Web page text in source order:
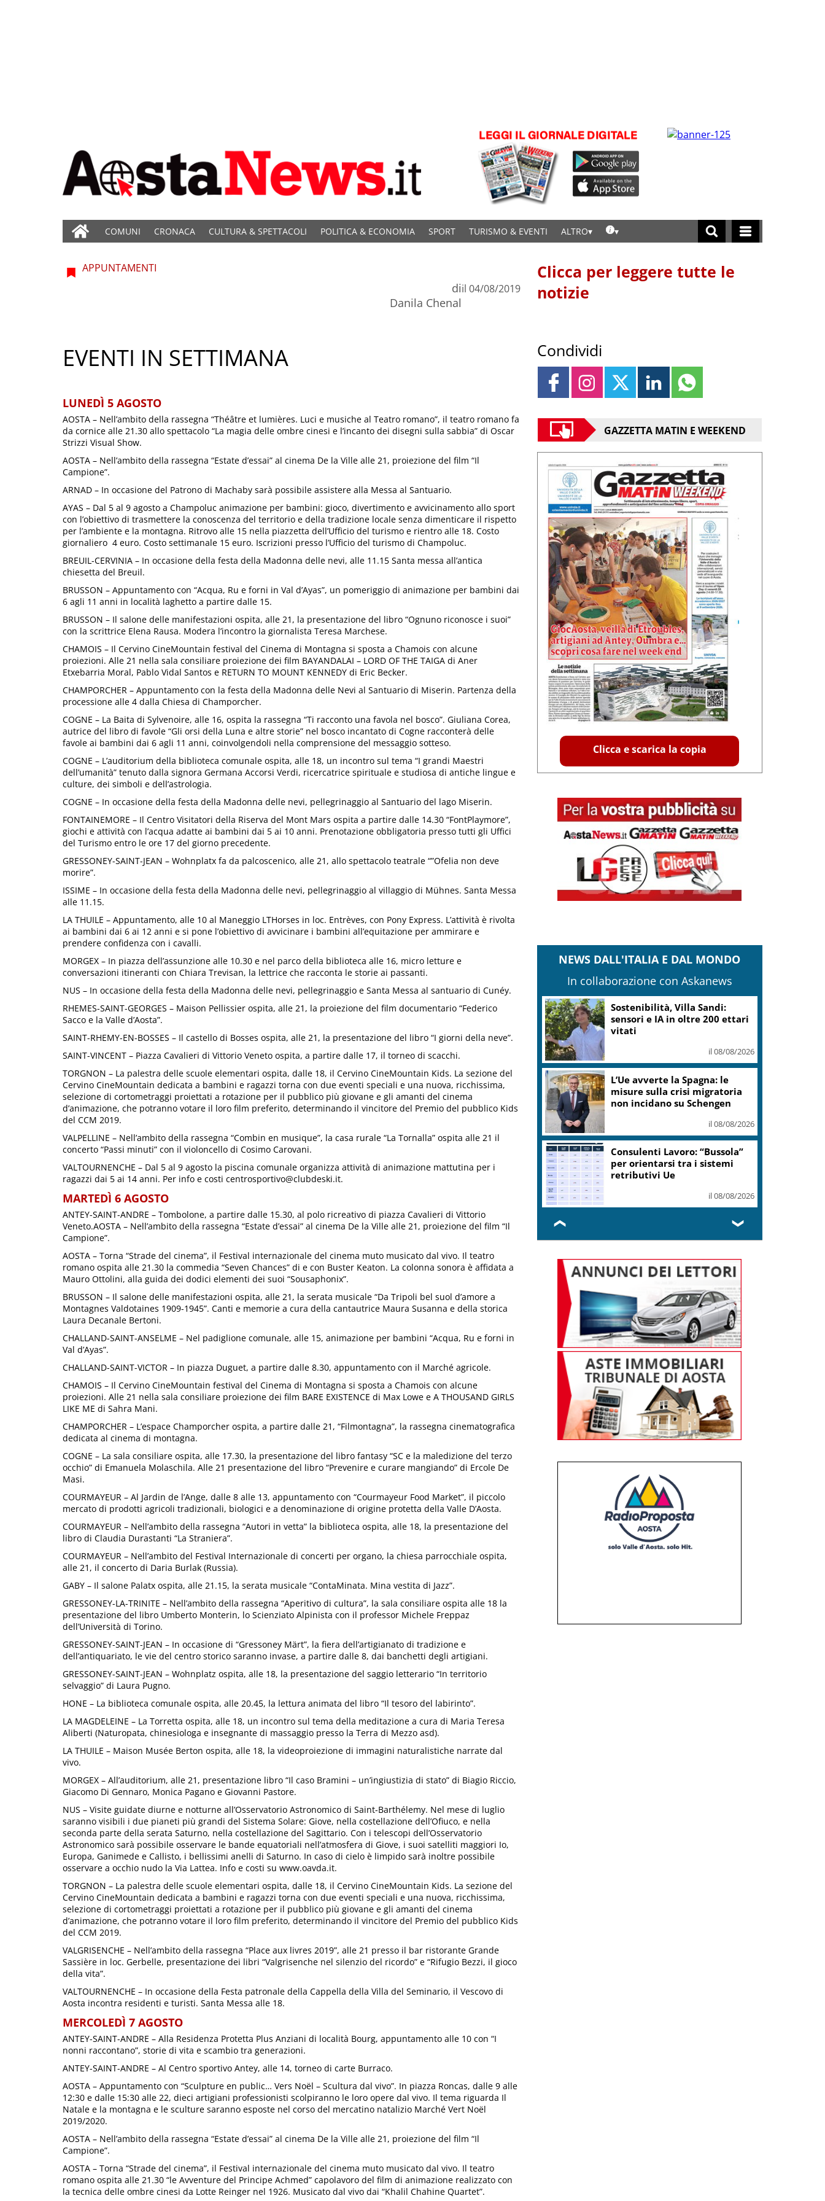
COMUNI CRONACA CULTURA & SPETTACOLI POLITICA & ECONOMIA SPORT TURISMO & EVENTI ALTRO
APPUNTAMENTI
di
Danila Chenal
il 04/08/2019
EVENTI IN SETTIMANA
LUNEDÌ 5 AGOSTO
AOSTA – Nell’ambito della rassegna “Théâtre et lumières. Luci e musiche al Teatro romano”, il teatro romano fa
da cornice alle 21.30 allo spettacolo “La magia delle ombre cinesi e l’incanto dei disegni sulla sabbia” di Oscar
Strizzi Visual Show.
AOSTA – Nell’ambito della rassegna “Estate d’essai” al cinema De la Ville alle 21, proiezione del film “Il
Campione”.
ARNAD – In occasione del Patrono di Machaby sarà possibile assistere alla Messa al Santuario.
AYAS – Dal 5 al 9 agosto a Champoluc animazione per bambini: gioco, divertimento e avvicinamento allo sport
con l’obiettivo di trasmettere la conoscenza del territorio e della tradizione locale senza dimenticare il rispetto
per l’ambiente e la montagna. Ritrovo alle 15 nella piazzetta dell’Ufficio del turismo e rientro alle 18. Costo
giornaliero 4 euro. Costo settimanale 15 euro. Iscrizioni presso l’Ufficio del turismo di Champoluc.
BREUIL-CERVINIA – In occasione della festa della Madonna delle nevi, alle 11.15 Santa messa all’antica
chiesetta del Breuil.
BRUSSON – Appuntamento con “Acqua, Ru e forni in Val d’Ayas”, un pomeriggio di animazione per bambini dai
6 agli 11 anni in località laghetto a partire dalle 15.
BRUSSON – Il salone delle manifestazioni ospita, alle 21, la presentazione del libro “Ognuno riconosce i suoi”
con la scrittrice Elena Rausa. Modera l’incontro la giornalista Teresa Marchese.
CHAMOIS – Il Cervino CineMountain festival del Cinema di Montagna si sposta a Chamois con alcune
proiezioni. Alle 21 nella sala consiliare proiezione dei film BAYANDALAI – LORD OF THE TAIGA di Aner
Etxebarria Moral, Pablo Vidal Santos e RETURN TO MOUNT KENNEDY di Eric Becker.
CHAMPORCHER – Appuntamento con la festa della Madonna delle Nevi al Santuario di Miserin. Partenza della
processione alle 4 dalla Chiesa di Champorcher.
COGNE – La Baita di Sylvenoire, alle 16, ospita la rassegna “Ti racconto una favola nel bosco”. Giuliana Corea,
autrice del libro di favole “Gli orsi della Luna e altre storie” nel bosco incantato di Cogne racconterà delle
favole ai bambini dai 6 agli 11 anni, coinvolgendoli nella comprensione del messaggio sotteso.
COGNE – L’auditorium della biblioteca comunale ospita, alle 18, un incontro sul tema “I grandi Maestri
dell’umanità” tenuto dalla signora Germana Accorsi Verdi, ricercatrice spirituale e studiosa di antiche lingue e
culture, dei simboli e dell’astrologia.
COGNE – In occasione della festa della Madonna delle nevi, pellegrinaggio al Santuario del lago Miserin.
FONTAINEMORE – Il Centro Visitatori della Riserva del Mont Mars ospita a partire dalle 14.30 “FontPlaymore”,
giochi e attività con l’acqua adatte ai bambini dai 5 ai 10 anni. Prenotazione obbligatoria presso tutti gli Uffici
del Turismo entro le ore 17 del giorno precedente.
GRESSONEY-SAINT-JEAN – Wohnplatx fa da palcoscenico, alle 21, allo spettacolo teatrale “”Ofelia non deve
morire”.
ISSIME – In occasione della festa della Madonna delle nevi, pellegrinaggio al villaggio di Mühnes. Santa Messa
alle 11.15.
LA THUILE – Appuntamento, alle 10 al Maneggio LTHorses in loc. Entrèves, con Pony Express. L’attività è rivolta
ai bambini dai 6 ai 12 anni e si pone l’obiettivo di avvicinare i bambini all’equitazione per ammirare e
prendere confidenza con i cavalli.
MORGEX – In piazza dell’assunzione alle 10.30 e nel parco della biblioteca alle 16, micro letture e
conversazioni itineranti con Chiara Trevisan, la lettrice che racconta le storie ai passanti.
NUS – In occasione della festa della Madonna delle nevi, pellegrinaggio e Santa Messa al santuario di Cunéy.
RHEMES-SAINT-GEORGES – Maison Pellissier ospita, alle 21, la proiezione del film documentario “Federico
Sacco e la Valle d’Aosta”.
SAINT-RHEMY-EN-BOSSES – Il castello di Bosses ospita, alle 21, la presentazione del libro “I giorni della neve”.
SAINT-VINCENT – Piazza Cavalieri di Vittorio Veneto ospita, a partire dalle 17, il torneo di scacchi.
TORGNON – La palestra delle scuole elementari ospita, dalle 18, il Cervino CineMountain Kids. La sezione del
Cervino CineMountain dedicata a bambini e ragazzi torna con due eventi speciali e una nuova, ricchissima,
selezione di cortometraggi proiettati a rotazione per il pubblico più giovane e gli amanti del cinema
d’animazione, che potranno votare il loro film preferito, determinando il vincitore del Premio del pubblico Kids
del CCM 2019.
VALPELLINE – Nell’ambito della rassegna “Combin en musique”, la casa rurale “La Tornalla” ospita alle 21 il
concerto “Passi minuti” con il violoncello di Cosimo Carovani.
VALTOURNENCHE – Dal 5 al 9 agosto la piscina comunale organizza attività di animazione mattutina per i
ragazzi dai 5 ai 14 anni. Per info e costi centrosportivo@clubdeski.it.
MARTEDÌ 6 AGOSTO
ANTEY-SAINT-ANDRE – Tombolone, a partire dalle 15.30, al polo ricreativo di piazza Cavalieri di Vittorio
Veneto.AOSTA – Nell’ambito della rassegna “Estate d’essai” al cinema De la Ville alle 21, proiezione del film “Il
Campione”.
AOSTA – Torna “Strade del cinema”, il Festival internazionale del cinema muto musicato dal vivo. Il teatro
romano ospita alle 21.30 la commedia “Seven Chances” di e con Buster Keaton. La colonna sonora è affidata a
Mauro Ottolini, alla guida dei dodici elementi dei suoi “Sousaphonix”.
BRUSSON – Il salone delle manifestazioni ospita, alle 21, la serata musicale “Da Tripoli bel suol d’amore a
Montagnes Valdotaines 1909-1945”. Canti e memorie a cura della cantautrice Maura Susanna e della storica
Laura Decanale Bertoni.
CHALLAND-SAINT-ANSELME – Nel padiglione comunale, alle 15, animazione per bambini “Acqua, Ru e forni in
Val d’Ayas”.
CHALLAND-SAINT-VICTOR – In piazza Duguet, a partire dalle 8.30, appuntamento con il Marché agricole.
CHAMOIS – Il Cervino CineMountain festival del Cinema di Montagna si sposta a Chamois con alcune
proiezioni. Alle 21 nella sala consiliare proiezione dei film BARE EXISTENCE di Max Lowe e A THOUSAND GIRLS
LIKE ME di Sahra Mani.
CHAMPORCHER – L’espace Champorcher ospita, a partire dalle 21, “Filmontagna”, la rassegna cinematografica
dedicata al cinema di montagna.
COGNE – La sala consiliare ospita, alle 17.30, la presentazione del libro fantasy “SC e la maledizione del terzo
occhio” di Emanuela Molaschila. Alle 21 presentazione del libro “Prevenire e curare mangiando” di Ercole De
Masi.
COURMAYEUR – Al Jardin de l’Ange, dalle 8 alle 13, appuntamento con “Courmayeur Food Market”, il piccolo
mercato di prodotti agricoli tradizionali, biologici e a denominazione di origine protetta della Valle D’Aosta.
COURMAYEUR – Nell’ambito della rassegna “Autori in vetta” la biblioteca ospita, alle 18, la presentazione del
libro di Claudia Durastanti “La Straniera”.
COURMAYEUR – Nell’ambito del Festival Internazionale di concerti per organo, la chiesa parrocchiale ospita,
alle 21, il concerto di Daria Burlak (Russia).
GABY – Il salone Palatx ospita, alle 21.15, la serata musicale “ContaMinata. Mina vestita di Jazz”.
GRESSONEY-LA-TRINITE – Nell’ambito della rassegna “Aperitivo di cultura”, la sala consiliare ospita alle 18 la
presentazione del libro Umberto Monterin, lo Scienziato Alpinista con il professor Michele Freppaz
dell’Università di Torino.
GRESSONEY-SAINT-JEAN – In occasione di “Gressoney Märt”, la fiera dell’artigianato di tradizione e
dell’antiquariato, le vie del centro storico saranno invase, a partire dalle 8, dai banchetti degli artigiani.
GRESSONEY-SAINT-JEAN – Wohnplatz ospita, alle 18, la presentazione del saggio letterario “In territorio
selvaggio” di Laura Pugno.
HONE – La biblioteca comunale ospita, alle 20.45, la lettura animata del libro “Il tesoro del labirinto”.
LA MAGDELEINE – La Torretta ospita, alle 18, un incontro sul tema della meditazione a cura di Maria Teresa
Aliberti (Naturopata, chinesiologa e insegnante di massaggio presso la Terra di Mezzo asd).
LA THUILE – Maison Musée Berton ospita, alle 18, la videoproiezione di immagini naturalistiche narrate dal
vivo.
MORGEX – All’auditorium, alle 21, presentazione libro “Il caso Bramini – un’ingiustizia di stato” di Biagio Riccio,
Giacomo Di Gennaro, Monica Pagano e Giovanni Pastore.
NUS – Visite guidate diurne e notturne all’Osservatorio Astronomico di Saint-Barthélemy. Nel mese di luglio
saranno visibili i due pianeti più grandi del Sistema Solare: Giove, nella costellazione dell’Ofiuco, e nella
seconda parte della serata Saturno, nella costellazione del Sagittario. Con i telescopi dell’Osservatorio
Astronomico sarà possibile osservare le bande equatoriali nell’atmosfera di Giove, i suoi satelliti maggiori Io,
Europa, Ganimede e Callisto, i bellissimi anelli di Saturno. In caso di cielo è limpido sarà inoltre possibile
osservare a occhio nudo la Via Lattea. Info e costi su www.oavda.it.
TORGNON – La palestra delle scuole elementari ospita, dalle 18, il Cervino CineMountain Kids. La sezione del
Cervino CineMountain dedicata a bambini e ragazzi torna con due eventi speciali e una nuova, ricchissima,
selezione di cortometraggi proiettati a rotazione per il pubblico più giovane e gli amanti del cinema
d’animazione, che potranno votare il loro film preferito, determinando il vincitore del Premio del pubblico Kids
del CCM 2019.
VALGRISENCHE – Nell’ambito della rassegna “Place aux livres 2019”, alle 21 presso il bar ristorante Grande
Sassière in loc. Gerbelle, presentazione dei libri “Valgrisenche nel silenzio del ricordo” e “Rifugio Bezzi, il gioco
della vita”.
VALTOURNENCHE – In occasione della Festa patronale della Cappella della Villa del Seminario, il Vescovo di
Aosta incontra residenti e turisti. Santa Messa alle 18.
MERCOLEDÌ 7 AGOSTO
ANTEY-SAINT-ANDRE – Alla Residenza Protetta Plus Anziani di località Bourg, appuntamento alle 10 con “I
nonni raccontano”, storie di vita e scambio tra generazioni.
ANTEY-SAINT-ANDRE – Al Centro sportivo Antey, alle 14, torneo di carte Burraco.
AOSTA – Appuntamento con “Sculpture en public… Vers Noël – Scultura dal vivo”. In piazza Roncas, dalle 9 alle
12:30 e dalle 15:30 alle 22, dieci artigiani professionisti scolpiranno le loro opere dal vivo. Il tema riguarda Il
Natale e la montagna e le sculture saranno esposte nel corso del mercatino natalizio Marché Vert Noël
2019/2020.
AOSTA – Nell’ambito della rassegna “Estate d’essai” al cinema De la Ville alle 21, proiezione del film “Il
Campione”.
AOSTA – Torna “Strade del cinema”, il Festival internazionale del cinema muto musicato dal vivo. Il teatro
romano ospita alle 21.30 “le Avventure del Principe Achmed” capolavoro del film di animazione realizzato con
la tecnica delle ombre cinesi da Lotte Reinger nel 1926. Musicato dal vivo dai “Khalil Chahine Quartet”.
Clicca per leggere tutte le
notizie
Condividi
GAZZETTA MATIN E WEEKEND
Clicca e scarica la copia
NEWS DALL'ITALIA E DAL MONDO
In collaborazione con Askanews
Meloni: voltare spalle alla
commemorazione di
Marcinelle grave e vergognoso
il 08/08/2026
“Frantoi Aperti in Umbria
2026”: cinque weekend per
l’olio nuovo
il 08/08/2026
Il pallone della “Mano de Dios”
all’asta per oltre 10 milioni
dollari
il 08/08/2026
❮ ❯